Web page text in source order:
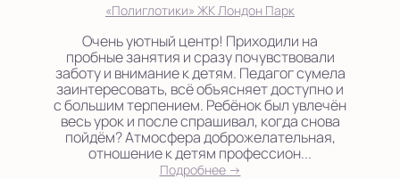
«Полиглотики» ЖК Лондон Парк
Очень уютный центр! Приходили на
пробные занятия и сразу почувствовали
заботу и внимание к детям. Педагог сумела
заинтересовать, всё объясняет доступно и
с большим терпением. Ребёнок был увлечён
весь урок и после спрашивал, когда снова
пойдём? Атмосфера доброжелательная,
отношение к детям профессион...
Подробнее →